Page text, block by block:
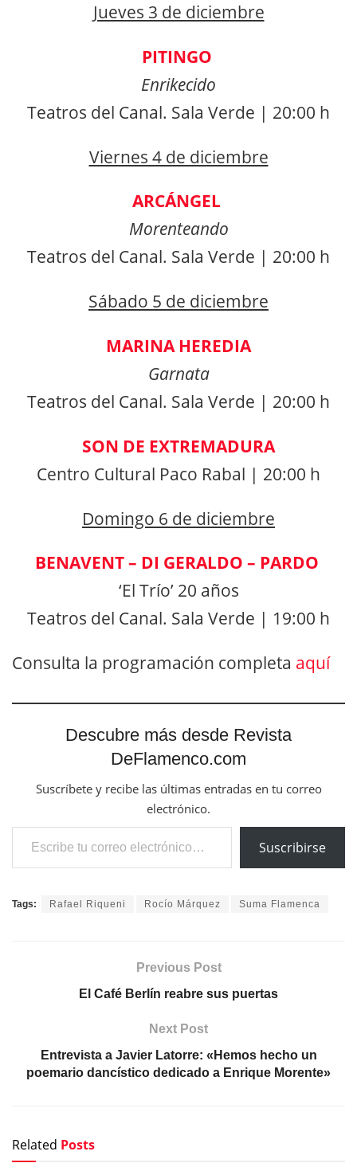
Jueves 3 de diciembre
PITINGO
Enrikecido
Teatros del Canal. Sala Verde | 20:00 h
Viernes 4 de diciembre
ARCÁNGEL
Morenteando
Teatros del Canal. Sala Verde | 20:00 h
Sábado 5 de diciembre
MARINA HEREDIA
Garnata
Teatros del Canal. Sala Verde | 20:00 h
SON DE EXTREMADURA
Centro Cultural Paco Rabal | 20:00 h
Domingo 6 de diciembre
BENAVENT – DI GERALDO – PARDO
‘El Trío’ 20 años
Teatros del Canal. Sala Verde | 19:00 h
Consulta la programación completa aquí
Descubre más desde Revista
DeFlamenco.com
Suscríbete y recibe las últimas entradas en tu correo
electrónico.
Escribe tu correo electrónico…
Suscribirse
Tags: Rafael Riqueni Rocío Márquez Suma Flamenca
Previous Post
El Café Berlín reabre sus puertas
Next Post
Entrevista a Javier Latorre: «Hemos hecho un
poemario dancístico dedicado a Enrique Morente»
Related Posts